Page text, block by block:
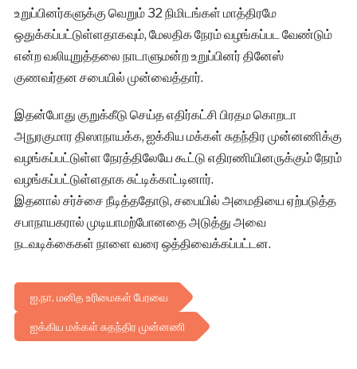
உறுப்பினர்களுக்கு வெறும் 32 நிமிடங்கள் மாத்திரமே
ஒதுக்கப்பட்டுள்ளதாகவும், மேலதிக நேரம் வழங்கப்பட வேண்டும்
என்ற வலியுறுத்தலை நாடாளுமன்ற உறுப்பினர் தினேஸ்
குணவர்தன சபையில் முன்வைத்தார்.
இதன்போது குறுக்கீடு செய்த எதிர்கட்சி பிரதம கொறடா
அநுரகுமார திஸாநாயக்க, ஐக்கிய மக்கள் சுதந்திர முன்னணிக்கு
வழங்கப்பட்டுள்ள நேரத்திலேயே கூட்டு எதிரணியினருக்கும் நேரம்
வழங்கப்பட்டுள்ளதாக சுட்டிக்காட்டினார்.
இதனால் சர்ச்சை நீடித்ததோடு, சபையில் அமைதியை ஏற்படுத்த
சபாநாயகரால் முடியாமற்போனதை அடுத்து அவை
நடவடிக்கைகள் நாளை வரை ஒத்திவைக்கப்பட்டன.
ஐ.நா. மனித உரிமைகள் பேரவை
ஐக்கிய மக்கள் சுதந்திர முன்னணி